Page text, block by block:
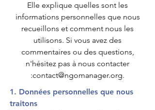
Elle explique quelles sont les
informations personnelles que nous
recueillons et comment nous les
utilisons. Si vous avez des
commentaires ou des questions,
n'hésitez pas à nous contacter
:contact@ngomanager.org.
1. Données personnelles que nous
traitons